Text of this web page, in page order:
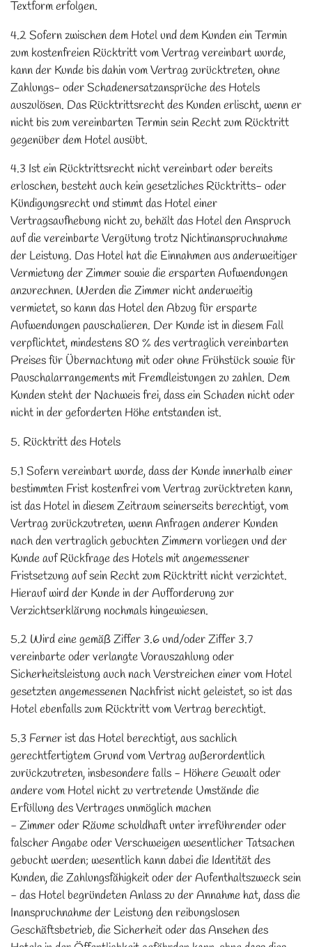
Textform erfolgen.
4.2 Sofern zwischen dem Hotel und dem Kunden ein Termin
zum kostenfreien Rücktritt vom Vertrag vereinbart wurde,
kann der Kunde bis dahin vom Vertrag zurücktreten, ohne
Zahlungs- oder Schadenersatzansprüche des Hotels
auszulösen. Das Rücktrittsrecht des Kunden erlischt, wenn er
nicht bis zum vereinbarten Termin sein Recht zum Rücktritt
gegenüber dem Hotel ausübt.
4.3 Ist ein Rücktrittsrecht nicht vereinbart oder bereits
erloschen, besteht auch kein gesetzliches Rücktritts- oder
Kündigungsrecht und stimmt das Hotel einer
Vertragsaufhebung nicht zu, behält das Hotel den Anspruch
auf die vereinbarte Vergütung trotz Nichtinanspruchnahme
der Leistung. Das Hotel hat die Einnahmen aus anderweitiger
Vermietung der Zimmer sowie die ersparten Aufwendungen
anzurechnen. Werden die Zimmer nicht anderweitig
vermietet, so kann das Hotel den Abzug für ersparte
Aufwendungen pauschalieren. Der Kunde ist in diesem Fall
verpflichtet, mindestens 80 % des vertraglich vereinbarten
Preises für Übernachtung mit oder ohne Frühstück sowie für
Pauschalarrangements mit Fremdleistungen zu zahlen. Dem
Kunden steht der Nachweis frei, dass ein Schaden nicht oder
nicht in der geforderten Höhe entstanden ist.
5. Rücktritt des Hotels
5.1 Sofern vereinbart wurde, dass der Kunde innerhalb einer
bestimmten Frist kostenfrei vom Vertrag zurücktreten kann,
ist das Hotel in diesem Zeitraum seinerseits berechtigt, vom
Vertrag zurückzutreten, wenn Anfragen anderer Kunden
nach den vertraglich gebuchten Zimmern vorliegen und der
Kunde auf Rückfrage des Hotels mit angemessener
Fristsetzung auf sein Recht zum Rücktritt nicht verzichtet.
Hierauf wird der Kunde in der Aufforderung zur
Verzichtserklärung nochmals hingewiesen.
5.2 Wird eine gemäß Ziffer 3.6 und/oder Ziffer 3.7
vereinbarte oder verlangte Vorauszahlung oder
Sicherheitsleistung auch nach Verstreichen einer vom Hotel
gesetzten angemessenen Nachfrist nicht geleistet, so ist das
Hotel ebenfalls zum Rücktritt vom Vertrag berechtigt.
5.3 Ferner ist das Hotel berechtigt, aus sachlich
gerechtfertigtem Grund vom Vertrag außerordentlich
zurückzutreten, insbesondere falls - Höhere Gewalt oder
andere vom Hotel nicht zu vertretende Umstände die
Erfüllung des Vertrages unmöglich machen
- Zimmer oder Räume schuldhaft unter irreführender oder
falscher Angabe oder Verschweigen wesentlicher Tatsachen
gebucht werden; wesentlich kann dabei die Identität des
Kunden, die Zahlungsfähigkeit oder der Aufenthaltszweck sein
- das Hotel begründeten Anlass zu der Annahme hat, dass die
Inanspruchnahme der Leistung den reibungslosen
Geschäftsbetrieb, die Sicherheit oder das Ansehen des